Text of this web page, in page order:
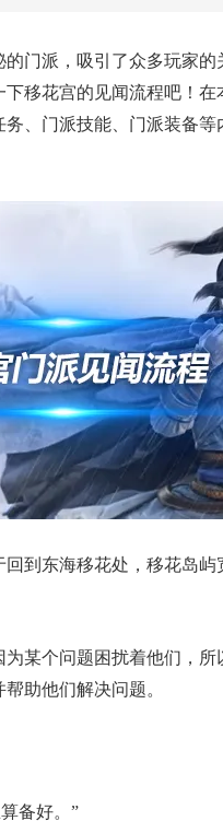
门派，吸引了众多玩家的
移花宫的见闻流程吧！
、门派技能、门派装备
到东海移花处，移花岛
某个问题困扰着他们，
助他们解决问题。
备好。”
中原”火爆上
年天下老头